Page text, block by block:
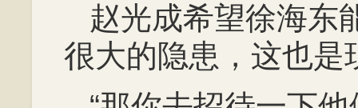
赵光成希望徐海东
很大的隐患，这也是